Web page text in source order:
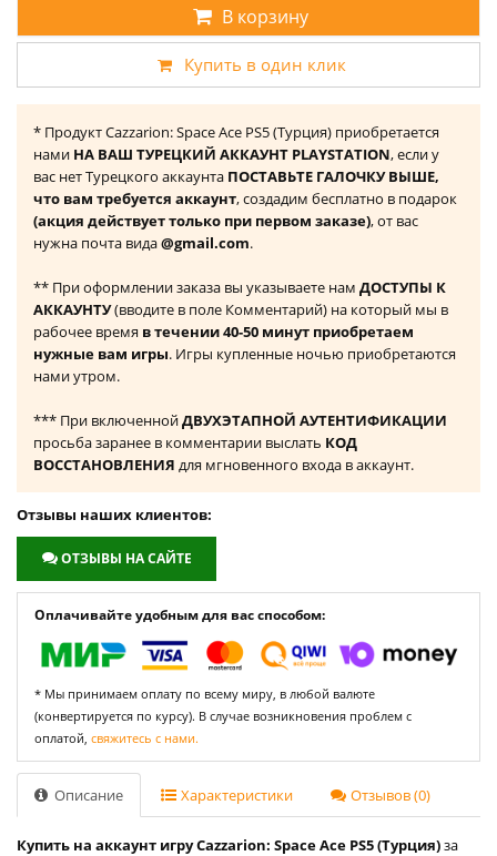
В корзину
Купить в один клик
* Продукт Cazzarion: Space Ace PS5 (Турция) приобретается
нами НА ВАШ ТУРЕЦКИЙ АККАУНТ PLAYSTATION, если у
вас нет Турецкого аккаунта ПОСТАВЬТЕ ГАЛОЧКУ ВЫШЕ,
что вам требуется аккаунт, создадим бесплатно в подарок
(акция действует только при первом заказе), от вас
нужна почта вида@gmail.com.
** При оформлении заказа вы указываете нам ДОСТУПЫ К
АККАУНТУ(вводите в поле Комментарий) на который мы в
рабочее время в течении 40-50 минут приобретаем
нужные вам игры. Игры купленные ночью приобретаются
нами утром.
*** При включеннойДВУХЭТАПНОЙ АУТЕНТИФИКАЦИИ
просьба заранее в комментарии выслать КОД
ВОССТАНОВЛЕНИЯ для мгновенного входа в аккаунт.
Отзывы наших клиентов:
ОТЗЫВЫ НА САЙТЕ
Оплачивайте удобным для вас способом:
* Мы принимаем оплату по всему миру, в любой валюте
(конвертируется по курсу). В случае возникновения проблем с
оплатой, свяжитесь с нами.
Описание Характеристики Отзывов (0)
Купить на аккаунт игру Cazzarion: Space Ace PS5 (Турция)за